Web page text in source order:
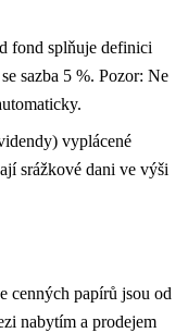
fond splňuje definici
sazba 5 %. Pozor: Ne
vyplácené
srážkové dani ve výši
cenných papírů jsou od
nabytím a prodejem